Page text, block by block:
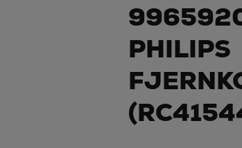
PHILIPS